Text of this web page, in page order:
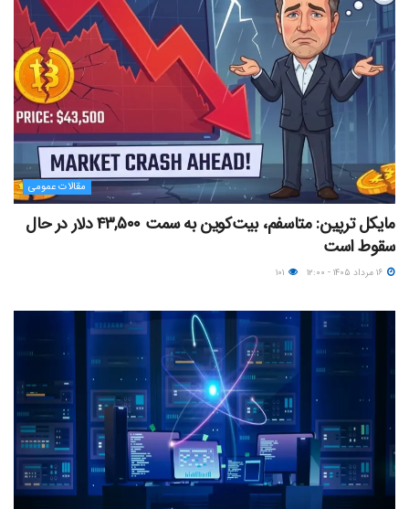
مقالات عمومی
مایکل ترپین: متاسفم، بیت‌کوین به سمت ۴۳,۵۰۰ دلار در حال
سقوط است